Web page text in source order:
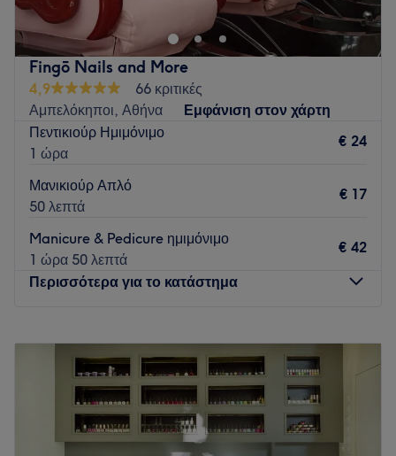
που μπορειτε να απολαύσετε σε συνδυασμό με ένα καφέ το
πρωί και ένα δροσερό κοκτέιλ το απόγευμα
Go to venue
Fingō Nails and More
4,9
66 κριτικές
Αμπελόκηποι, Αθήνα
Εμφάνιση στον χάρτη
Πεντικιούρ Ημιμόνιμο
1 ώρα
€ 24
Μανικιούρ Απλό
50 λεπτά
€ 17
Manicure & Pedicure ημιμόνιμο
1 ώρα 50 λεπτά
€ 42
Περισσότερα για το κατάστημα
10:00– 20:00
Τετάρτη
10:00–16:00
Πέμπτη
10:00–20:00
Παρασκευή
10:00–20:00
Σάββατο
10:00–15:00